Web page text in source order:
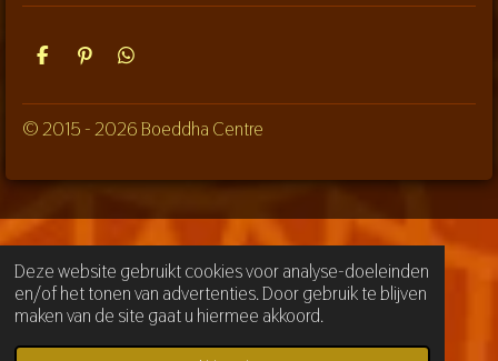
Deze website gebruikt cookies voor analyse-doeleinden
en/of het tonen van advertenties. Door gebruik te blijven
maken van de site gaat u hiermee akkoord.
D
l
e
n
P
n
D
l
e
n
© 2015 - 2026 Boeddha Centre